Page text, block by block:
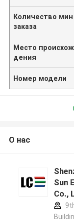
Количество мин
заказа
Место происхож
дения
Номер модели
О нас
Sun
Co.,